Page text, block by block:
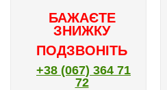
БАЖАЄТЕ
ЗНИЖКУ
ПОДЗВОНІТЬ
+38 (067) 364 71
72